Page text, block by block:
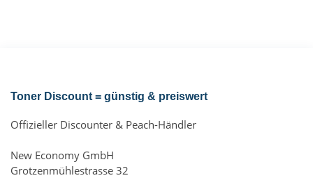
Toner Discount = günstig & preiswert
Offizieller Discounter & Peach-Händler
New Economy GmbH
Grotzenmühlestrasse 32